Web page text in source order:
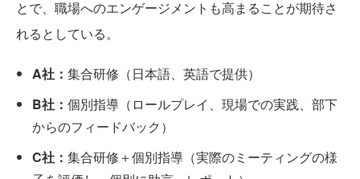
とで、職場へのエンゲージメントも高まることが期待さ
れるとしている。
A社： 集合研修（日本語、英語で提供）
B社： 個別指導（ロールプレイ、現場での実践、部下
からのフィードバック）
C社： 集合研修＋個別指導（実際のミーティングの様